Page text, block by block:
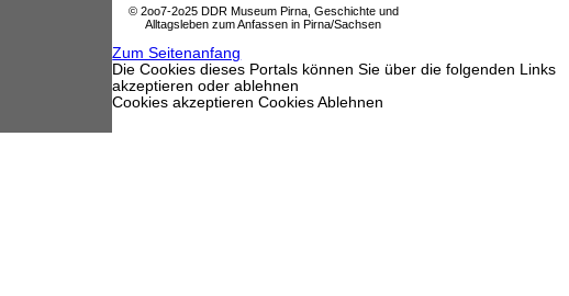
© 2oo7-2o25 DDR Museum Pirna, Geschichte und
Alltagsleben zum Anfassen in Pirna/Sachsen
Zum Seitenanfang
Die Cookies dieses Portals können Sie über die folgenden Links
akzeptieren oder ablehnen
Cookies akzeptieren Cookies Ablehnen